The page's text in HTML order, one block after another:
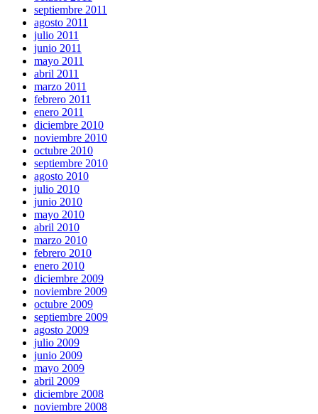
septiembre 2011
agosto 2011
julio 2011
junio 2011
mayo 2011
abril 2011
marzo 2011
febrero 2011
enero 2011
diciembre 2010
noviembre 2010
octubre 2010
septiembre 2010
agosto 2010
julio 2010
junio 2010
mayo 2010
abril 2010
marzo 2010
febrero 2010
enero 2010
diciembre 2009
noviembre 2009
octubre 2009
septiembre 2009
agosto 2009
julio 2009
junio 2009
mayo 2009
abril 2009
diciembre 2008
noviembre 2008